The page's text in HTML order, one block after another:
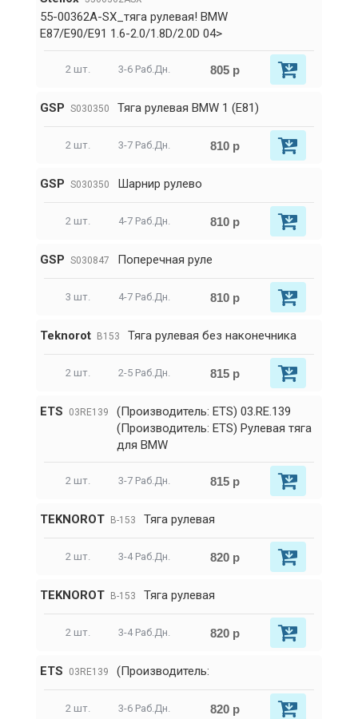
55-00362A-SX_тяга рулевая! BMW
E87/E90/E91 1.6-2.0/1.8D/2.0D 04>
2 шт. 3-6 Раб.Дн. 805 р
GSP S030350 Тяга рулевая BMW 1 (E81)
2 шт. 3-7 Раб.Дн. 810 р
GSP S030350 Шарнир рулево
2 шт. 4-7 Раб.Дн. 810 р
GSP S030847 Поперечная руле
3 шт. 4-7 Раб.Дн. 810 р
Teknorot B153 Тяга рулевая без наконечника
2 шт. 2-5 Раб.Дн. 815 р
ETS 03RE139
(Производитель: ETS) 03.RE.139
(Производитель: ETS) Рулевая тяга
для BMW
2 шт. 3-7 Раб.Дн. 815 р
TEKNOROT B-153 Тяга рулевая
2 шт. 3-4 Раб.Дн. 820 р
TEKNOROT B-153 Тяга рулевая
2 шт. 3-4 Раб.Дн. 820 р
ETS 03RE139 (Производитель:
2 шт. 3-6 Раб.Дн. 820 р